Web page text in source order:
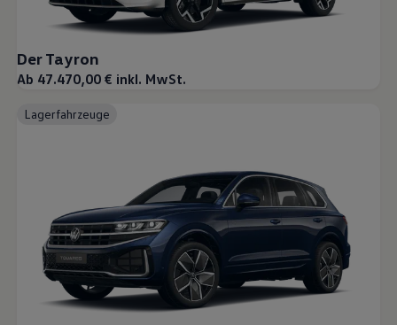
Der Tayron
Ab 47.470,00 € inkl. MwSt.
Lagerfahrzeuge